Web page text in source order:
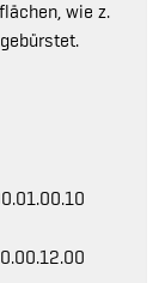
wie z.